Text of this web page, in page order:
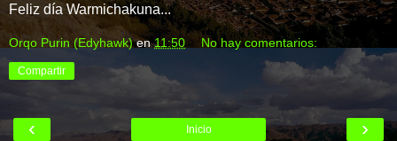
Feliz día Warmichakuna...
Orqo Purin (Edyhawk) en11:50 No hay comentarios:
Compartir
‹ ›
Inicio